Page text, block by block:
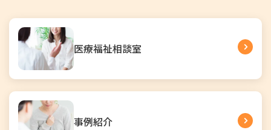
医療福祉相談室
事例紹介